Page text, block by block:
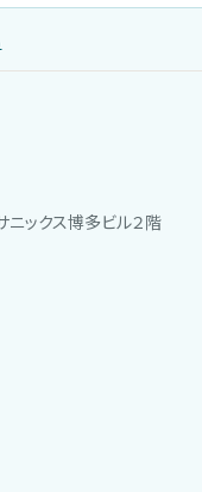
ックス博多ビル２階